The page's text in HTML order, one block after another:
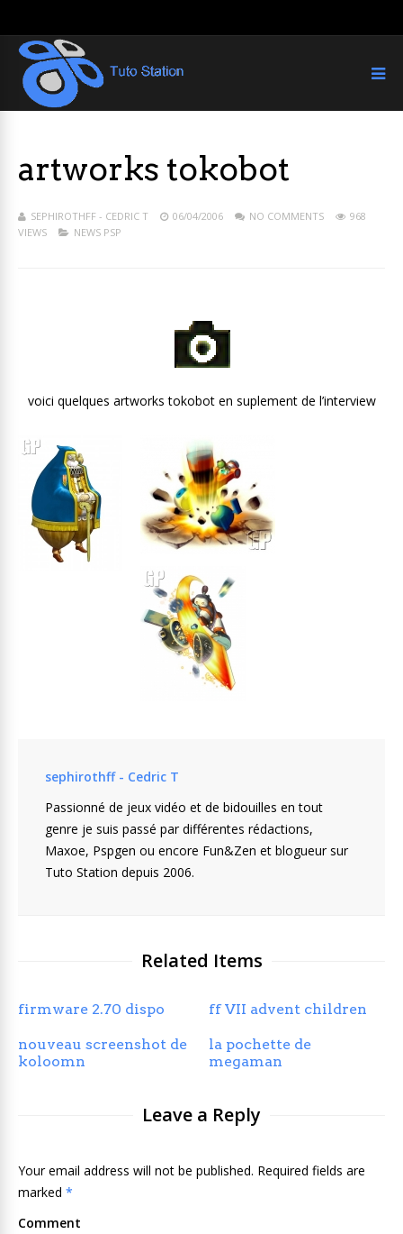
artworks tokobot
SEPHIROTHFF - CEDRIC T 06/04/2006 NO COMMENTS
968
VIEWS
NEWS PSP
voici quelques artworks tokobot en suplement de l’interview
sephirothff - Cedric T
Passionné de jeux vidéo et de bidouilles en tout
genre je suis passé par différentes rédactions,
Maxoe, Pspgen ou encore Fun&Zen et blogueur sur
Tuto Station depuis 2006.
Related Items
firmware 2.70 dispo ff VII advent children
nouveau screenshot de
koloomn
la pochette de
megaman
Leave a Reply
Your email address will not be published. Required fields are
marked *
Comment